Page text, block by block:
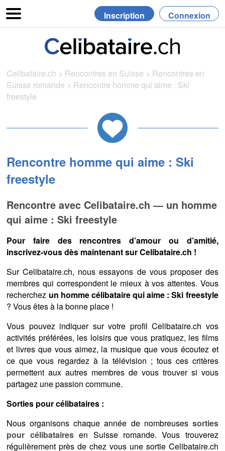
Inscription Connexion
Celibataire.ch > Rencontres en Suisse > Rencontres en
Suisse romande > Rencontre homme qui aime : Ski
freestyle
Rencontre homme qui aime : Ski
freestyle
Rencontre avec Celibataire.ch — un homme
qui aime : Ski freestyle
Pour faire des rencontres d’amour ou d’amitié,
inscrivez-vous dès maintenant sur Celibataire.ch !
Sur Celibataire.ch, nous essayons de vous proposer des
membres qui correspondent le mieux à vos attentes. Vous
recherchez un homme célibataire qui aime : Ski freestyle
? Vous êtes à la bonne place !
Vous pouvez indiquer sur votre profil Celibataire.ch vos
activités préférées, les loisirs que vous pratiquez, les films
et livres que vous aimez, la musique que vous écoutez et
ce que vous regardez à la télévision ; tous ces critères
permettent aux autres membres de vous trouver si vous
partagez une passion commune.
Sorties pour célibataires :
Nous organisons chaque année de nombreuses sorties
pour célibatairesen Suisse romande. Vous trouverez
régulièrement près de chez vous une sortie Celibataire.ch